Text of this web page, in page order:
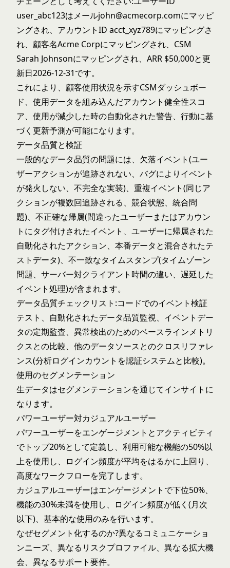
user_abc123はメールjohn@acmecorp.comにマッピ
ングされ、アカウントID acct_xyz789にマッピングさ
れ、顧客名Acme Corpにマッピングされ、CSM
Sarah Johnsonにマッピングされ、ARR $50,000と更
新日2026-12-31です。
これにより、顧客使用状況を示すCSMダッシュボー
ド、使用データを組み込んだアカウント健全性スコ
ア、使用が減少した時の自動化された警告、行動に基
づく更新予測が可能になります。
データ品質と検証
一般的なデータ品質の問題には、欠落イベント(ユー
ザーアクションが追跡されない、バグによりイベント
が発火しない、不完全な実装)、重複イベント(同じア
クションが複数回追跡される、競合状態、統合問
題)、不正確な帰属(間違ったユーザーまたはアカウン
トにタグ付けされたイベント、ユーザーに帰属された
自動化されたアクション、本番データと混合されたテ
ストデータ)、不一致なタイムスタンプ(タイムゾーン
問題、サーバー対クライアント時間の違い、遅延した
イベント処理)が含まれます。
データ品質チェックリスト:コードでのイベント検証
テスト、自動化されたデータ品質監視、イベントデー
タの定期監査、異常検出のためのベースラインメトリ
クスとの比較、他のデータソースとのクロスリファレ
ンス(分析ログインカウントを認証システムと比較)。
使用のセグメンテーション
生データはセグメンテーションを通じてインサイトに
なります。
パワーユーザー対カジュアルユーザー
パワーユーザーをエンゲージメントとアクティビティ
でトップ20%として定義し、利用可能な機能の50%以
上を使用し、ログイン頻度が平均をはるかに上回り、
高度なワークフローを完了します。
カジュアルユーザーはエンゲージメントで下位50%、
機能の30%未満を使用し、ログイン頻度が低く(月次
以下)、基本的な使用のみを行います。
なぜセグメント化するのか?異なるコミュニケーショ
ンニーズ、異なるリスクプロファイル、異なる拡大機
会、異なるサポート要件。